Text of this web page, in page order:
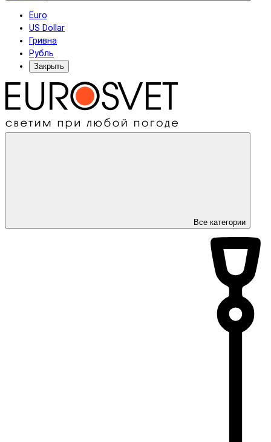
Euro
US Dollar
Гривна
Рубль
Закрыть
Все категории